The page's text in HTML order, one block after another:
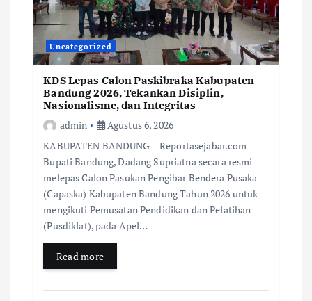
Uncategorized
KDS Lepas Calon Paskibraka Kabupaten
Bandung 2026, Tekankan Disiplin,
Nasionalisme, dan Integritas
admin
Agustus 6, 2026
KABUPATEN BANDUNG – Reportasejabar.com
Bupati Bandung, Dadang Supriatna secara resmi
melepas Calon Pasukan Pengibar Bendera Pusaka
(Capaska) Kabupaten Bandung Tahun 2026 untuk
mengikuti Pemusatan Pendidikan dan Pelatihan
(Pusdiklat), pada Apel…
Read more